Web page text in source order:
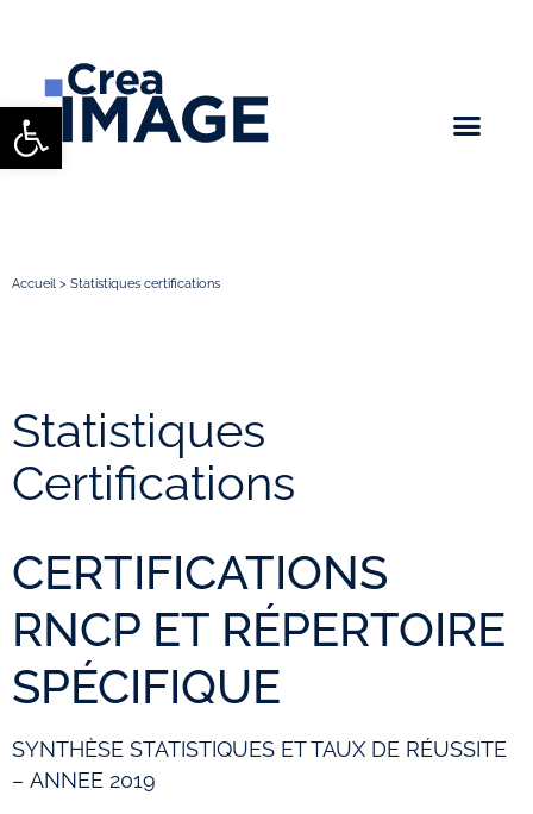
Ouvrir la barre d’outils
Accueil > Statistiques certifications
Statistiques
Certifications
CERTIFICATIONS
RNCP ET RÉPERTOIRE
SPÉCIFIQUE
SYNTHÈSE STATISTIQUES ET TAUX DE RÉUSSITE
– ANNEE 2019